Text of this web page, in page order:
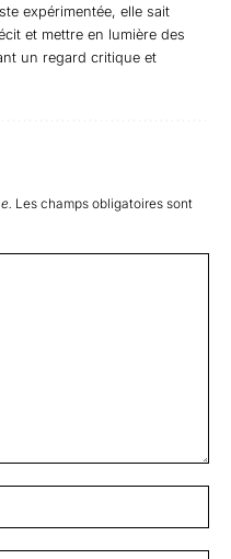
expérimentée, elle sait
et mettre en lumière des
un regard critique et
Les champs obligatoires sont